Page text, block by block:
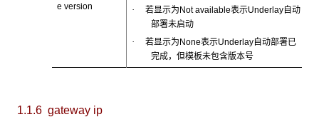
e version
· 若显示为Not available表示Underlay自动
部署未启动
· 若显示为None表示Underlay自动部署已
完成，但模板未包含版本号
1.1.6 gateway ip